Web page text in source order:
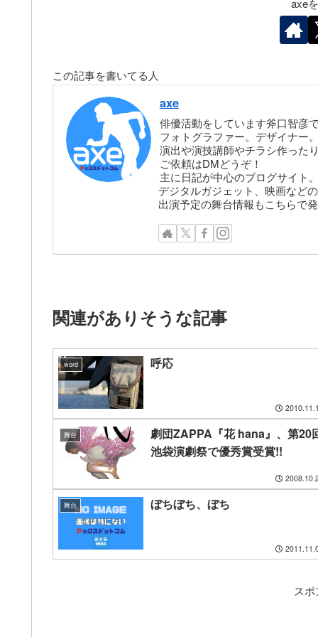
axe
この記事を書いてる人
axe
俳優活動をしています斧口智彦
フォトグラファー。デザイナー
演出や演技講師やチラシ作った
ご依頼はDMどうぞ！
主に日記が中心のブログサイト
デジタルガジェット、映画など
出演予定の舞台情報もこちらで
関連がありそうな記事
word 呼応
舞台
劇団ZAPPA『花 hana』、第20
池袋演劇祭で優秀賞受賞!!
舞台 ぼちぼち、ぼち
ス